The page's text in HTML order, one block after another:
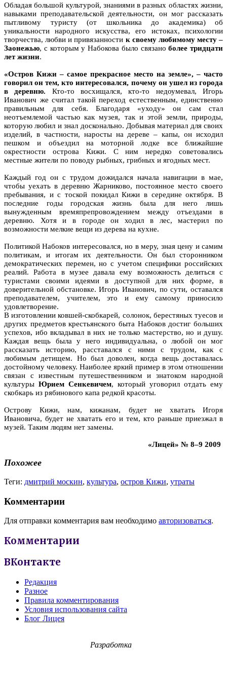
Обладая большой культурой, знаниями в разных областях жизни,
навыками преподавательской деятельности, он мог рассказать
пытливому туристу (от школьника до академика) об
уникальности народного искусства, его истоках, психологии
творчества, любви и привязанности к своему любимому месту –
Заонежью, с которым у Набокова было связаноболее тридцати
лет жизни.
«Остров Кижи – самое прекрасное место на земле», – часто
говорил он тем, кто интересовался, почему он ушел из города
в деревню. Кто-то восхищался, кто-то недоумевал, Игорь
Иванович же считал такой переход естественным, единственно
правильным для себя. Благодаря «уходу» он сам стал
неотъемлемой частью как музея, так и этой земли, природы,
которую любил и знал досконально. Добывая материал для своих
изделий, в частности, наросты на дереве – капы, он исходил
пешком и объездил на моторной лодке все ближайшие
окрестности острова Кижи. С ним нередко советовались
местные жители по поводу рыбных, грибных и ягодных мест.
Каждый год он с трудом дожидался начала навигации в мае,
чтобы уехать в деревню Жарниково, постоянное место своего
пребывания, и с тоской покидал Кижи в середине октября. В
последние годы городская жизнь была для него лишь
вынужденным времяпрепровождением между отъездами в
деревню. Хотя и в городе он ходил в лес, мастерил по
возможности мелкие вещи из дерева на кухне.
Политикой Набоков интересовался, но в меру, зная цену и самим
политикам, и итогам их деятельности. Он был сторонником
демократических перемен, но с учетом специфики российских
реалий. Работа в музее давала ему возможность делиться с
туристами своими идеями в доступной для них форме, в
доверительной обстановке. Игорь Иванович, по сути, оставался
преподавателем, учителем, это и ему самому приносило
удовлетворение.
В изготовлении ковшей-скобкарей, солонок, берестяных туесов и
других предметов крестьянского быта Набоков достиг больших
успехов, ибо вкладывал в них не только мастерство, но и душу.
Каждая вещь была у него индивидуальна, о любой он мог
рассказать историю, расставался с ними с трудом, как с
любимым детищем. Но был доволен, когда вещь доставалась
достойному человеку. Наиболее яркий пример в этом отношении
связан с известным путешественником и знатоком народной
культуры Юрием Сенкевичем, который уговорил отдать ему
скобкарь из рябинового капа редкой красоты.
Острову Кижи, нам, кижанам, будет не хватать Игоря
Ивановича, будет не хватать его и тем, кто раньше приезжал в
музей. Таким людям нет замены.
«Лицей» № 8–9 2009
Похожее
Теги: дмитрий москин, культура, остров Кижи, утраты
Комментарии
Для отправки комментария вам необходимо авторизоваться.
Комментарии
ВКонтакте
Редакция
Разное
Правила комментирования
Условия использования сайта
Блог Лицея
Разработка